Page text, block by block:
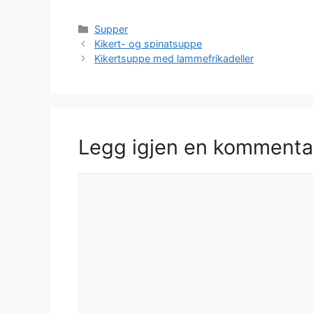
Kategorier
Supper
Kikert- og spinatsuppe
Kikertsuppe med lammefrikadeller
Legg igjen en